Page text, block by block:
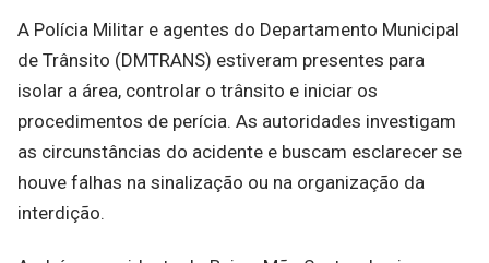
A Polícia Militar e agentes do Departamento Municipal
de Trânsito (DMTRANS) estiveram presentes para
isolar a área, controlar o trânsito e iniciar os
procedimentos de perícia. As autoridades investigam
as circunstâncias do acidente e buscam esclarecer se
houve falhas na sinalização ou na organização da
interdição.